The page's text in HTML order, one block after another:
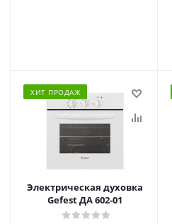
ХИТ ПРОДАЖ
Электрическая духовка
Gefest ДА 602-01